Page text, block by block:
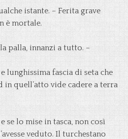
istante. – Ferita grave
è mortale.
palla, innanzi a tutto. –
lunghissima fascia di seta che
in quell’atto vide cadere a terra
se lo mise in tasca, non così
veduto. Il turchestano